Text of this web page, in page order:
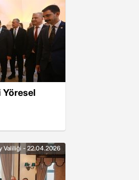
Yöresel
Valiliği - 22.04.2026